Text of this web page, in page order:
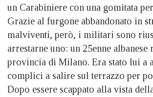
un Carabiniere con una gomitata
Grazie al furgone abbandonato in
malviventi, però, i militari sono
arrestarne uno: un 25enne albanese
provincia di Milano. Era stato lui a
complici a salire sul terrazzo per
Dopo essere scappato alla vista